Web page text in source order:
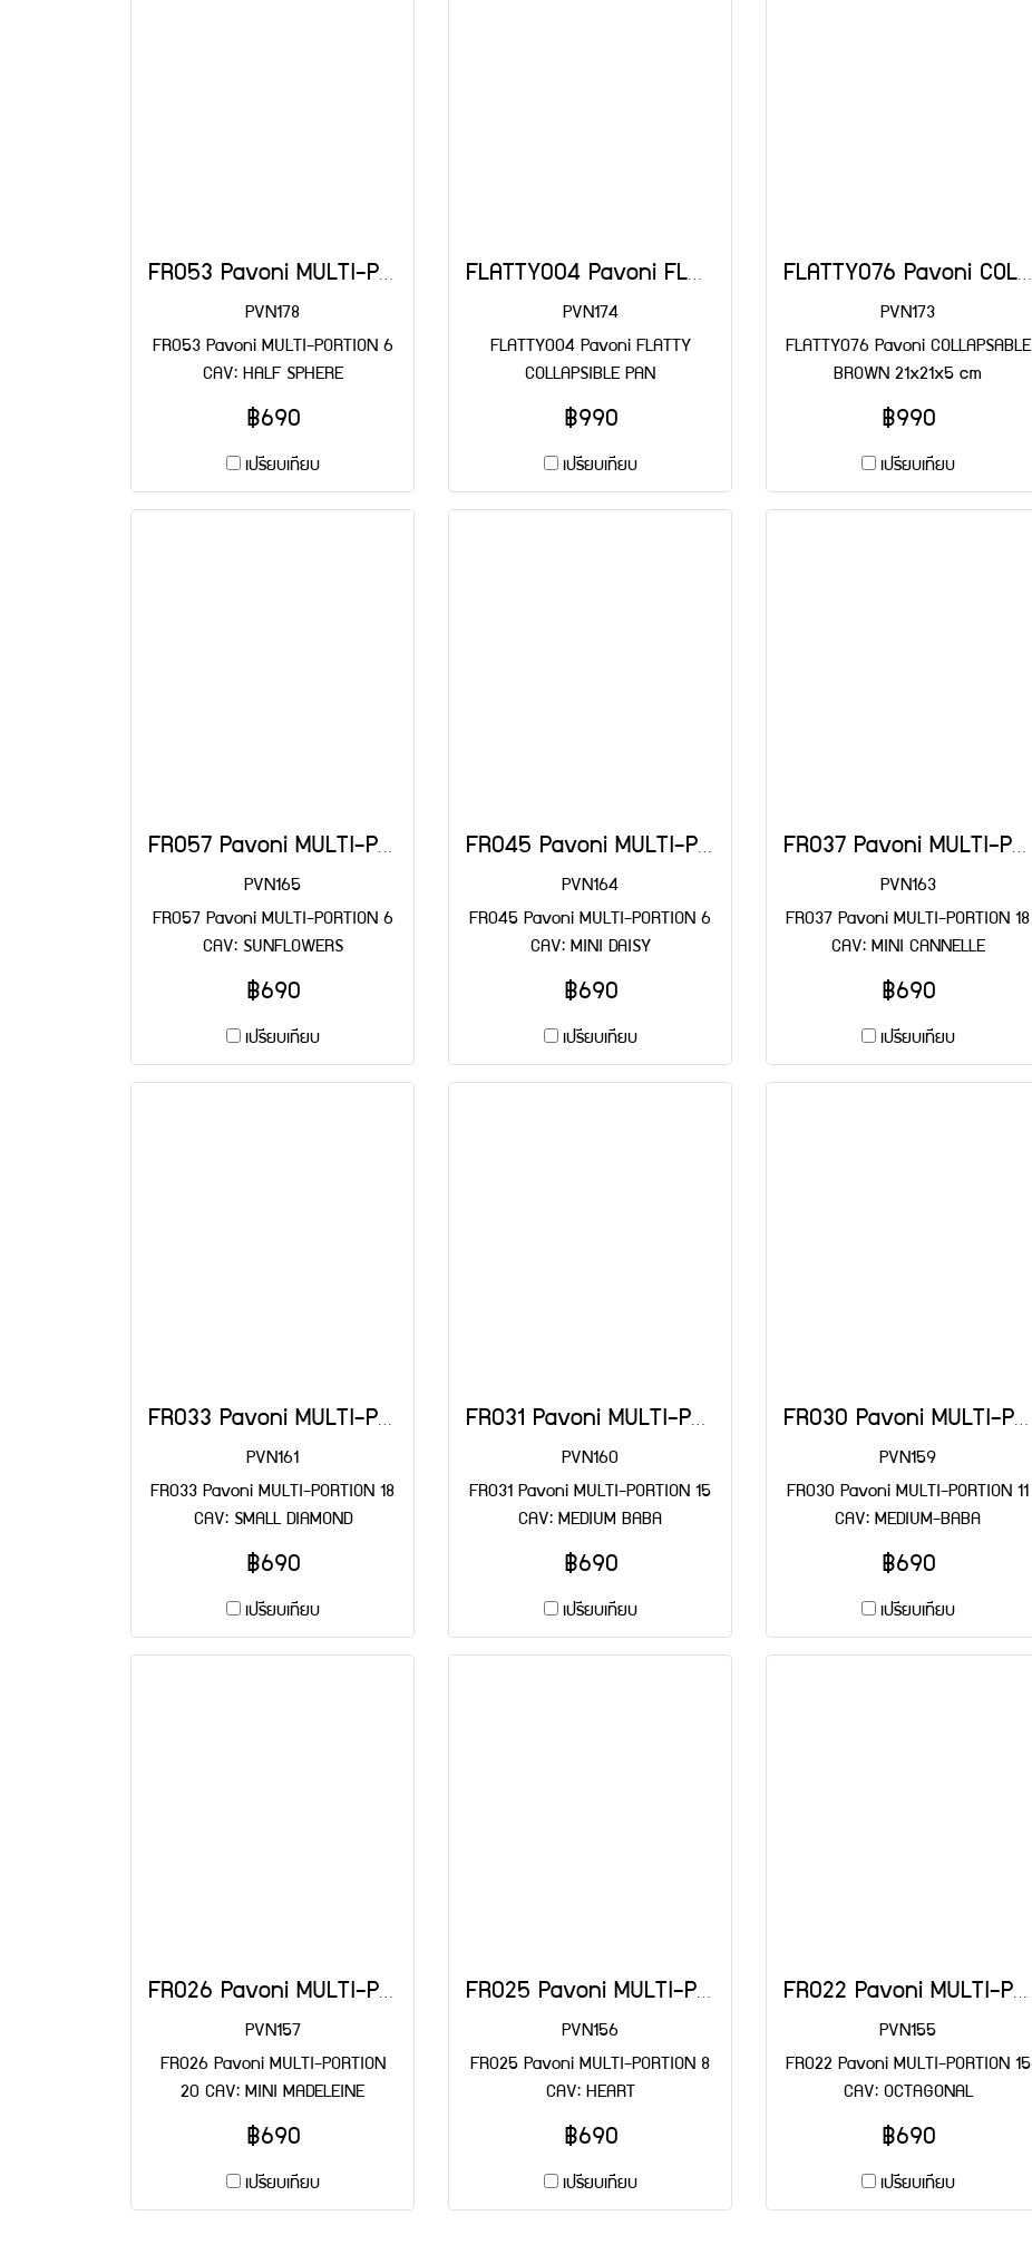
FR053 Pavoni MULTI-PORTION 6 CAV: HALF SPHERE
PVN178
FR053 Pavoni MULTI-PORTION 6
CAV: HALF SPHERE
฿690
เปรียบเทียบ
FLATTY004 Pavoni FLATTY COLLAPSIBLE PAN
PVN174
FLATTY004 Pavoni FLATTY
COLLAPSIBLE PAN
฿990
เปรียบเทียบ
FLATTY076 Pavoni COLLAPSABLE BROWN 21x21x5 cm
PVN173
FLATTY076 Pavoni COLLAPSABLE
BROWN 21x21x5 cm
฿990
เปรียบเทียบ
FR057 Pavoni MULTI-PORTION 6 CAV: SUNFLOWERS
PVN165
FR057 Pavoni MULTI-PORTION 6
CAV: SUNFLOWERS
฿690
เปรียบเทียบ
FR045 Pavoni MULTI-PORTION 6 CAV: MINI DAISY
PVN164
FR045 Pavoni MULTI-PORTION 6
CAV: MINI DAISY
฿690
เปรียบเทียบ
FR037 Pavoni MULTI-PORTION 18 CAV: MINI CANNELLE
PVN163
FR037 Pavoni MULTI-PORTION 18
CAV: MINI CANNELLE
฿690
เปรียบเทียบ
FR033 Pavoni MULTI-PORTION 18 CAV: SMALL DIAMOND
PVN161
FR033 Pavoni MULTI-PORTION 18
CAV: SMALL DIAMOND
฿690
เปรียบเทียบ
FR031 Pavoni MULTI-PORTION 15 CAV: MEDIUM BABA
PVN160
FR031 Pavoni MULTI-PORTION 15
CAV: MEDIUM BABA
฿690
เปรียบเทียบ
FR030 Pavoni MULTI-PORTION 11 CAV: MEDIUM-BABA
PVN159
FR030 Pavoni MULTI-PORTION 11
CAV: MEDIUM-BABA
฿690
เปรียบเทียบ
FR026 Pavoni MULTI-PORTION 20 CAV: MINI MADELEINE
PVN157
FR026 Pavoni MULTI-PORTION
20 CAV: MINI MADELEINE
฿690
เปรียบเทียบ
FR025 Pavoni MULTI-PORTION 8 CAV: HEART
PVN156
FR025 Pavoni MULTI-PORTION 8
CAV: HEART
฿690
เปรียบเทียบ
FR022 Pavoni MULTI-PORTION 15 CAV: OCTAGONAL
PVN155
FR022 Pavoni MULTI-PORTION 15
CAV: OCTAGONAL
฿690
เปรียบเทียบ